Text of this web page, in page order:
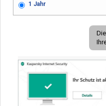
1 Jahr
Zurück